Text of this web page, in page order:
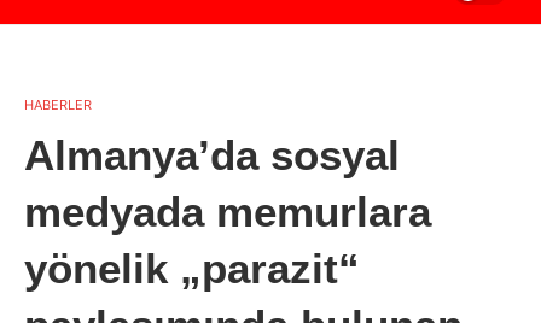
HABERLER
Almanya’da sosyal
medyada memurlara
yönelik „parazit“